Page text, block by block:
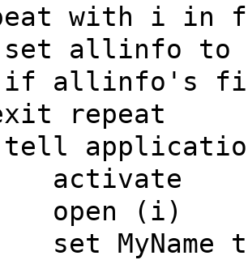
with i in
allinfo to
file
repeat
(i)